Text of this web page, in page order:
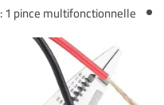
: 1 pince multifonctionnelle